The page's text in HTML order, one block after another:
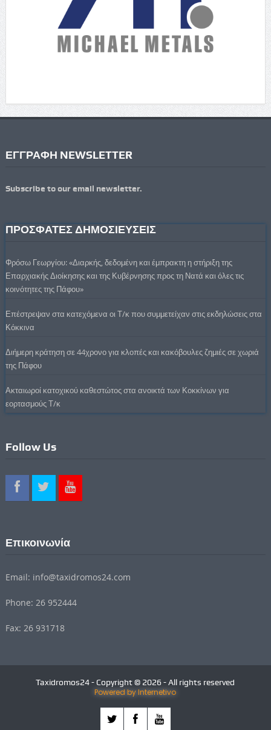
ΕΓΓΡΑΦΗ NEWSLETTER
Subscribe to our email newsletter.
ΠΡΟΣΦΑΤΕΣ ΔΗΜΟΣΙΕΥΣΕΙΣ
Φρόσω Γεωργίου: «Διαρκής, δεδομένη και έμπρακτη η στήριξη της
Επαρχιακής Διοίκησης και της Κυβέρνησης προς τη Νατά και όλες τις
κοινότητες της Πάφου»
Επέστρεψαν στα κατεχόμενα οι Τ/κ που συμμετείχαν στις εκδηλώσεις στα
Κόκκινα
Διήμερη κράτηση σε 44χρονο για κλοπές και κακόβουλες ζημιές σε χωριά
της Πάφου
Ακταιωροί κατοχικού καθεστώτος στα ανοικτά των Κοκκίνων για
εορτασμούς Τ/κ
Follow Us
Επικοινωνία
Email: info@taxidromos24.com
Phone: 26 952444
Fax: 26 931718
Taxidromos24 - Copyright © 2026 - All rights reserved
Powered by Internetivo